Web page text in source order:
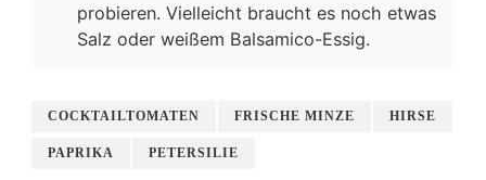
probieren. Vielleicht braucht es noch etwas
Salz oder weißem Balsamico-Essig.
COCKTAILTOMATEN FRISCHE MINZE HIRSE
PAPRIKA PETERSILIE